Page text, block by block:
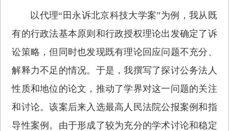
以代理“田永诉北京科技大学案”为例，我从既
有的行政法基本原则和行政授权理论出发确定了诉
讼策略，但同时也发现既有理论回应问题不充分、
解释力不足的情况。于是，我撰写了探讨公务法人
性质和地位的论文，推动了学界对这一问题的关注
和讨论。该案后来入选最高人民法院公报案例和指
导性案例。由于形成了较为充分的学术讨论和稳定